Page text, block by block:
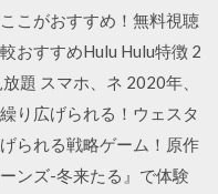
こがおすすめ！無料視聴
おすすめHulu Hulu特徴 2
題 スマホ、ネ 2020年、
り広げられる！ウェスタ
られる戦略ゲーム！原作
ンズ-冬来たる』で体験